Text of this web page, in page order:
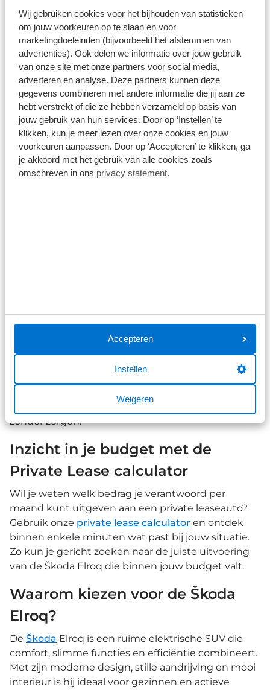
Wij gebruiken cookies voor het bijhouden van statistieken
om jouw voorkeuren op te slaan en voor
marketingdoeleinden (bijvoorbeeld het afstemmen van
advertenties). Ook delen we informatie over jouw gebruik
van onze site met onze partners voor social media,
adverteren en analyse. Deze partners kunnen deze
gegevens combineren met andere informatie die jij aan ze
hebt verstrekt of die ze hebben verzameld op basis van
jouw gebruik van hun services. Door op ‘Instellen’ te
klikken, kun je meer lezen over onze cookies en jouw
voorkeuren aanpassen. Door op ‘Accepteren’ te klikken, ga
je akkoord met het gebruik van alle cookies zoals
omschreven in ons privacy statement.
Accepteren
Instellen
Weigeren
Skoda Elroq
58kWh ev sportline 190pk aut
Automaat Elektrisch
Vanaf
€ 569 p/m
inclusief btw o.b.v. 60 maanden en 5000 KM per jaar.
Getoonde modellen kunnen afwijken
Bekijk details
eenvoudig. Je betaalt één vast maandbedrag
waarin vrijwel alle kosten zijn inbegrepen, zoals
verzekering, onderhoud, wegenbelasting en
per jaar. Zo heb je grip op je uitgaven en rijd je
zonder zorgen.
Inzicht in je budget met de
Private Lease calculator
Wil je weten welk bedrag je verantwoord per
maand kunt uitgeven aan een private leaseauto?
Gebruik onze private lease calculator en ontdek
binnen enkele minuten wat past bij jouw situatie.
Zo kun je gericht zoeken naar de juiste uitvoering
van de Škoda Elroq die binnen jouw budget valt.
Waarom kiezen voor de Škoda
Elroq?
De Škoda Elroq is een ruime elektrische SUV die
comfort, slimme functies en efficiëntie combineert.
Met zijn moderne design, stille aandrijving en mooi
interieur is hij ideaal voor gezinnen en actieve